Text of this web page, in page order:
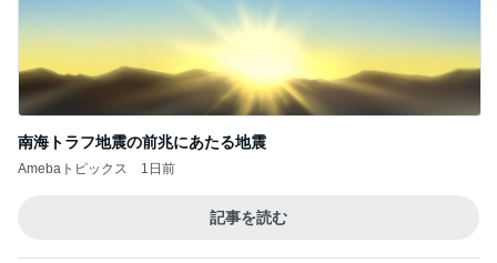
南海トラフ地震の前兆にあたる地震
Amebaトピックス 1日前
記事を読む